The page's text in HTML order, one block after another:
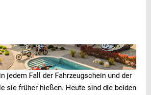
jedem Fall der Fahrzeugschein und der
sie früher hießen. Heute sind die beiden